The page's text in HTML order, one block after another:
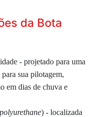
da Bota
- projetado para uma
sua pilotagem,
em dias de chuva e
) - localizada